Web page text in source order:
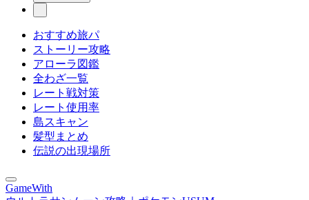
おすすめ旅パ
ストーリー攻略
アローラ図鑑
全わざ一覧
レート戦対策
レート使用率
島スキャン
髪型まとめ
伝説の出現場所
GameWith